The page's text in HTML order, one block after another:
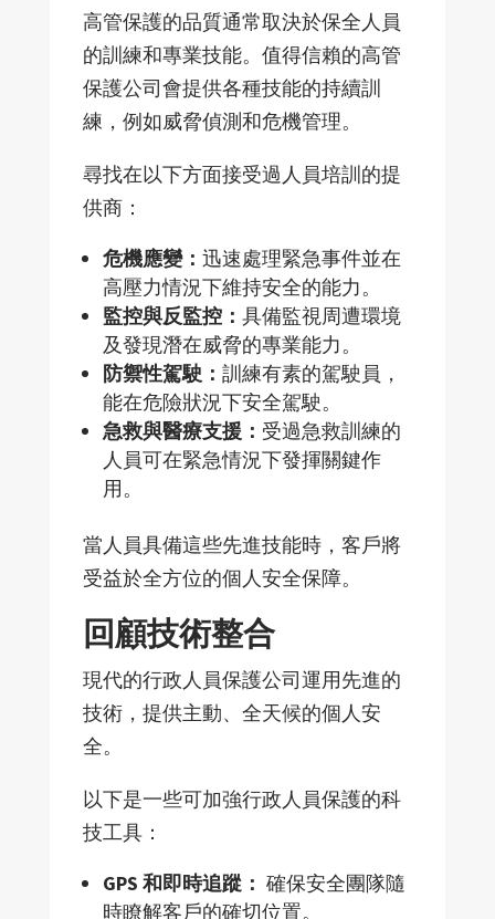
高管保護的品質通常取決於保全人員
的訓練和專業技能。 值得信賴的高管
保護公司會提供各種技能的持續訓
練，例如威脅偵測和危機管理。
尋找在以下方面接受過人員培訓的提
供商：
危機應變： 迅速處理緊急事件並在
高壓力情況下維持安全的能力。
監控與反監控： 具備監視周遭環境
及發現潛在威脅的專業能力。
防禦性駕駛： 訓練有素的駕駛員，
能在危險狀況下安全駕駛。
急救與醫療支援： 受過急救訓練的
人員可在緊急情況下發揮關鍵作
用。
當人員具備這些先進技能時，客戶將
受益於全方位的個人安全保障。
回顧技術整合
現代的行政人員保護公司運用先進的
技術，提供主動、全天候的個人安
全。
以下是一些可加強行政人員保護的科
技工具：
GPS 和即時追蹤： 確保安全團隊隨
時瞭解客戶的確切位置。